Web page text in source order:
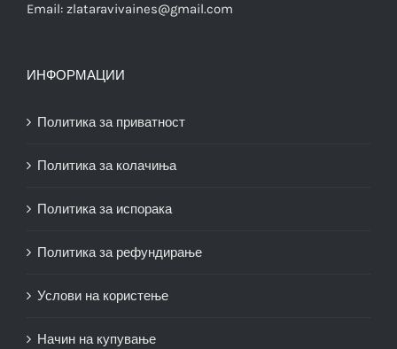
Email: zlataravivaines@gmail.com
ИНФОРМАЦИИ
Политика за приватност
Политика за колачиња
Политика за испорака
Политика за рефундирање
Услови на користење
Начин на купување